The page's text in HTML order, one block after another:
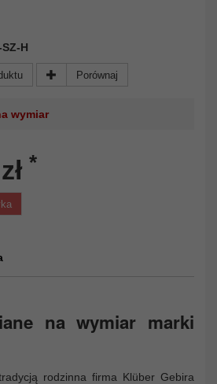
H
Porównaj
wymiar
*
na wymiar marki
rodzinna firma Klüber Gebira